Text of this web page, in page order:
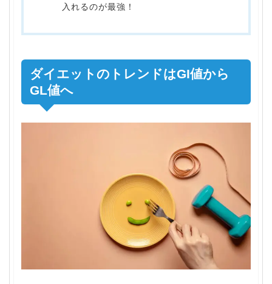
入れるのが最強！
ダイエットのトレンドはGI値から
GL値へ